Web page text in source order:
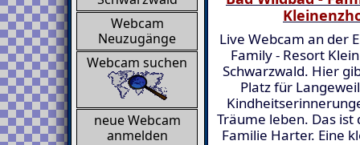
Webcam
Neuzugänge
Webcam suchen
neue Webcam
anmelden
Live Webcam an der
Family - Resort
Schwarzwald. Hier
Platz für
Träume leben. Das ist
Familie Harter. Eine